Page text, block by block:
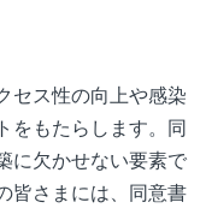
セス性の向上や感染
をもたらします。同
に欠かせない要素で
皆さまには、同意書